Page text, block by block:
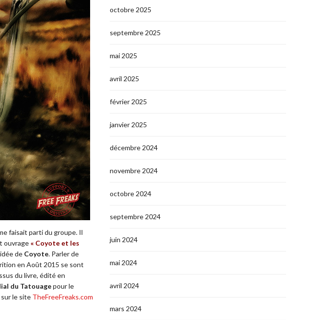
faisait parti du groupe. Il
ouvrage « Coyote et les
de Coyote. Parler de
en Août 2015 se sont
du livre, édité en
du Tatouagepour le
sur le site TheFreeFreaks.com
octobre 2025
septembre 2025
mai 2025
avril 2025
février 2025
janvier 2025
décembre 2024
novembre 2024
octobre 2024
septembre 2024
juin 2024
mai 2024
avril 2024
mars 2024